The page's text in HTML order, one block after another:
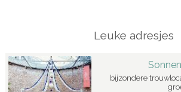
Leuke adresjes
bijzondere